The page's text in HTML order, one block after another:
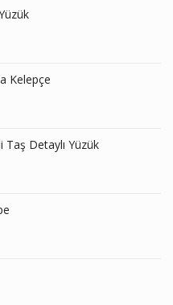
Kelepçe
Taş Detaylı Yüzük